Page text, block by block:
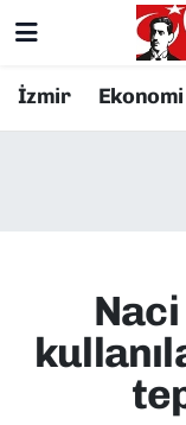
İzmir Ekonomi
Resmi
EKONOMİ
KÜLTÜR
Konak
Süper Lig
Tüm
Son